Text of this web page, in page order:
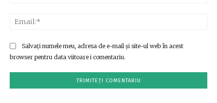
Salvați numele meu, adresa de e-mail și site-ul web în acest
browser pentru data viitoare i comentariu.